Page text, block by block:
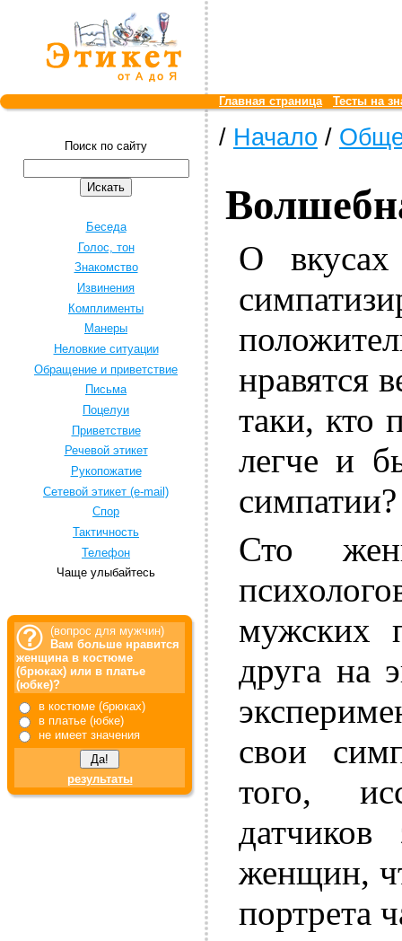
Главная страница Тесты на
Поиск по сайту
Беседа
Голос, тон
Знакомство
Извинения
Комплименты
Манеры
Неловкие ситуации
Обращение и приветствие
Письма
Поцелуи
Приветствие
Речевой этикет
Рукопожатие
Сетевой этикет (e-mail)
Спор
Тактичность
Телефон
Чаще улыбайтесь
(вопрос для мужчин)
Вам больше нравится
женщина в костюме
(брюках) или в платье
(юбке)?
в костюме (брюках)
в платье (юбке)
не имеет значения
результаты
/ Начало /
О
нравятся
таки, кто
легче и
симпатии?
Сто
мужских
друга на
свои
того,
датчиков
женщин,
портрета